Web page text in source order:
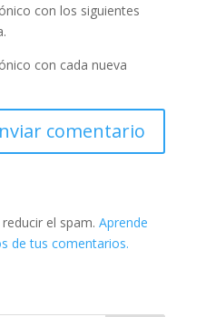
con los siguientes
con cada nueva
el spam. Aprende
de tus comentarios.